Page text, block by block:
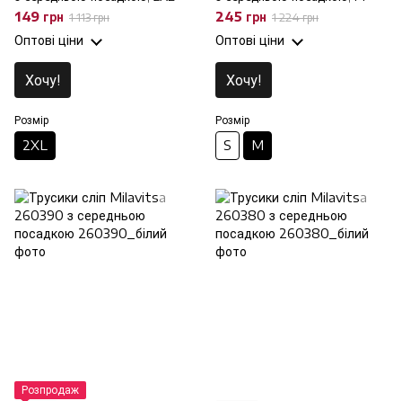
149 грн 1 113 грн
Оптові ціни
Хочу!
Розмір
2XL
245 грн 1 224 грн
Оптові ціни
Хочу!
Розмір
S M
Розпродаж